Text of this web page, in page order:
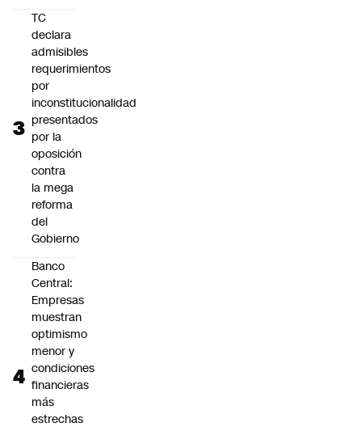
TC
declara
admisibles
requerimientos
por
inconstitucionalidad
presentados
por la
oposición
contra
la mega
reforma
del
Gobierno
Banco
Central:
Empresas
muestran
optimismo
menor y
condiciones
financieras
más
estrechas